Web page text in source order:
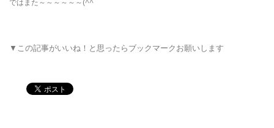
ではまた～～～～～～(^^ゞ
▼この記事がいいね！と思ったらブックマークお願いします